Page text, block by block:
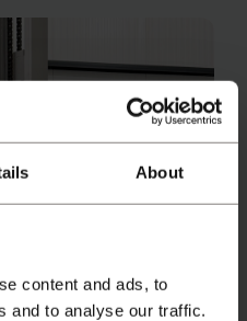
About
content and ads, to
and to analyse our traffic.